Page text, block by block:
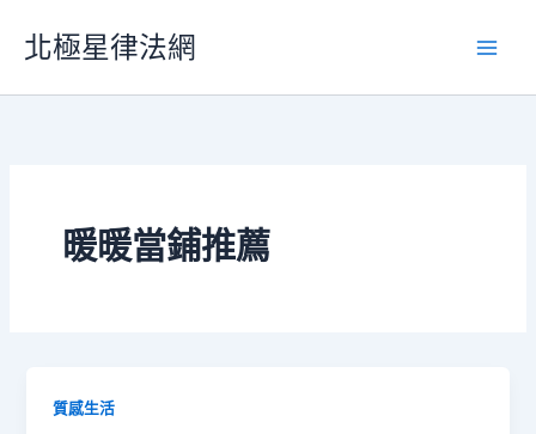
要
北極星律法網
暖暖當鋪推薦
質感生活